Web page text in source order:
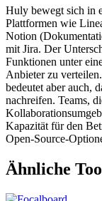
Huly bewegt sich in
Plattformen wie
Notion
mit Jira. Der
Funktionen unter
Anbieter zu
bedeutet aber auch,
nachreifen. Teams,
Kapazität für den
Open-Source-
Ähnliche